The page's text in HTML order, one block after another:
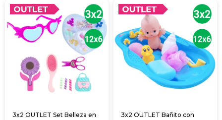
3x2 OUTLET Set Belleza en
3x2 OUTLET Bañito con